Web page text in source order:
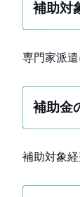
補助対
専門家派
補助金
補助対象